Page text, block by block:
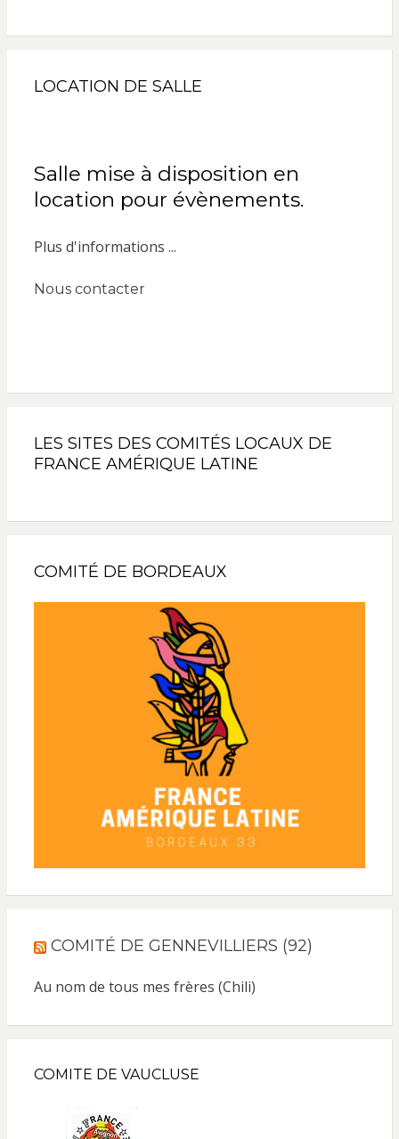
LOCATION DE SALLE
Salle mise à disposition en
location pour évènements.
Plus d'informations ...
Nous contacter
LES SITES DES COMITÉS LOCAUX DE
FRANCE AMÉRIQUE LATINE
COMITÉ DE BORDEAUX
COMITÉ DE GENNEVILLIERS (92)
Au nom de tous mes frères (Chili)
COMITE DE VAUCLUSE